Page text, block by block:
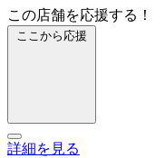
この店舗を応援する！
ここから応援
詳細を見る